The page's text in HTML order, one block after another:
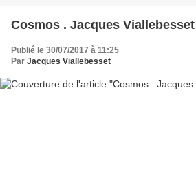
Cosmos . Jacques Viallebesset
Publié le 30/07/2017 à 11:25
Par Jacques Viallebesset